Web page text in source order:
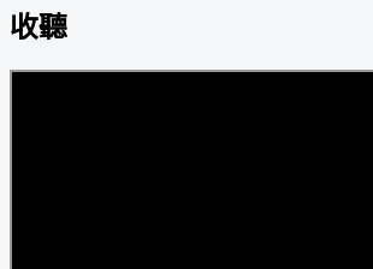
收聽